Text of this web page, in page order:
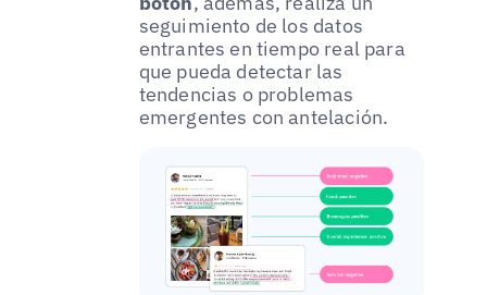
seguimiento de los datos
entrantes en tiempo real para
que pueda detectar las
tendencias o problemas
emergentes con antelación.